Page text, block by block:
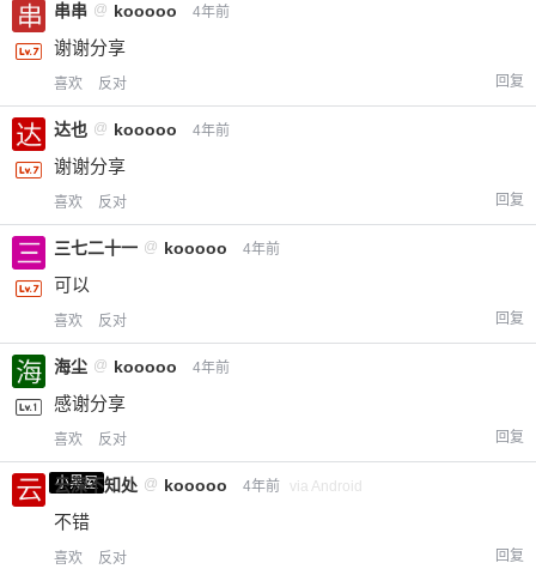
串串 @ kooooo 4年前
谢谢分享
喜欢 反对 回复
达也 @ kooooo 4年前
谢谢分享
喜欢 反对 回复
三七二十一 @ kooooo 4年前
可以
喜欢 反对 回复
海尘 @ kooooo 4年前
感谢分享
喜欢 反对 回复
小黑屋
云深不知处 @ kooooo 4年前 via Android
不错
喜欢 反对 回复